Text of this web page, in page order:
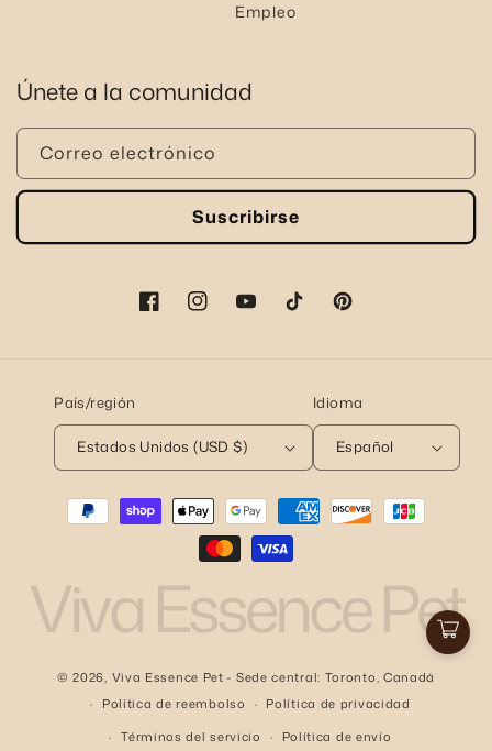
Empleo
Únete a la comunidad
Correo electrónico
Suscribirse
FacebookInstagramYouTubeTikTokPinterest
País/región
Estados Unidos (USD $)
Idioma
Español
Formas
Viva Essence Pet
© 2026, Viva Essence Pet - Sede central: Toronto, Canadá
Política de reembolso
Política de privacidad
Términos del servicio
Política de envío